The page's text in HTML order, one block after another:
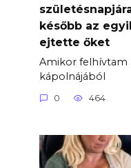
később az
ejtette őket
Amikor felhívtam
kápolnájából
0 464